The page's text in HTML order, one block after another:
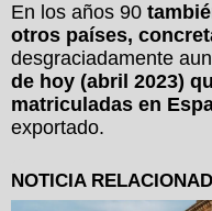
En los años 90
otros países,
desgraciadamente
de hoy (abril 2023)
matriculadas en
exportado.